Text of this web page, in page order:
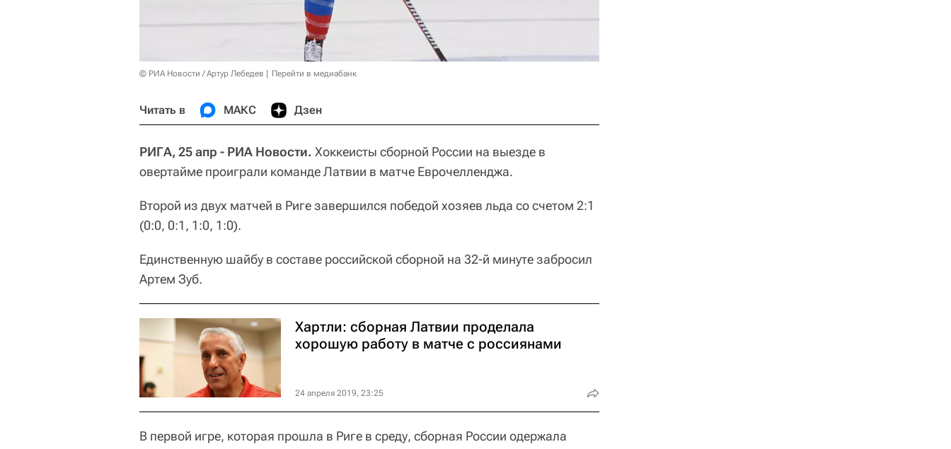
© РИА Новости / Артур Лебедев Перейти в медиабанк
Читать в МАКС Дзен
РИГА, 25 апр - РИА Новости. Хоккеисты сборной России на выезде в
овертайме проиграли команде Латвии в матче Еврочелленджа.
Второй из двух матчей в Риге завершился победой хозяев льда со счетом 2:1
(0:0, 0:1, 1:0, 1:0).
Единственную шайбу в составе российской сборной на 32-й минуте забросил
Артем Зуб.
Хартли: сборная Латвии проделала
хорошую работу в матче с россиянами
24 апреля 2019, 23:25
В первой игре, которая прошла в Риге в среду, сборная России одержала